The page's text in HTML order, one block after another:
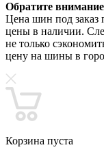
Обратите
Цена шин под заказ
цены в наличии.
не только
цену на шины в
Корзина пуста